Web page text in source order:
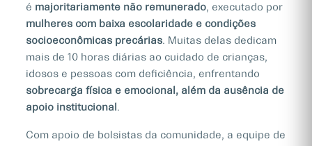
é majoritariamente não remunerado, executado por
mulheres com baixa escolaridade e condições
socioeconômicas precárias. Muitas delas dedicam
mais de 10 horas diárias ao cuidado de crianças,
idosos e pessoas com deficiência, enfrentando
sobrecarga física e emocional, além da ausência de
apoio institucional .
Com apoio de bolsistas da comunidade, a equipe de